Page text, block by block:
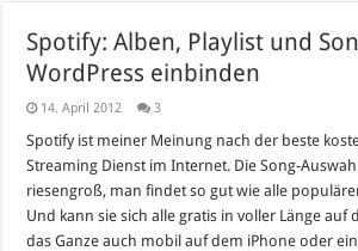
Spotify: Alben, Playlist und
WordPress einbinden
14. April 2012 3
Spotify ist meiner Meinung nach der beste
Streaming Dienst im Internet. Die Song-
riesengroß, man findet so gut wie alle
Und kann sie sich alle gratis in voller Länge auf
das Ganze auch mobil auf dem iPhone oder